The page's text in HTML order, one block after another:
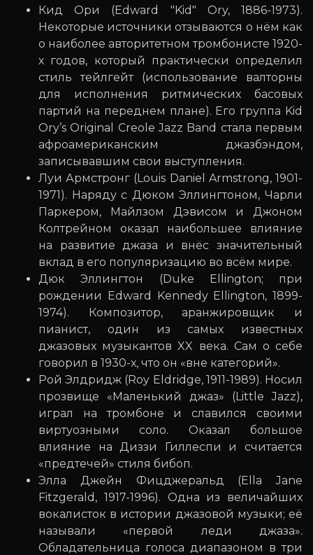
Кид Ори (Edward "Kid" Ory, 1886-1973).
Некоторые источники отзываются о нём как
о наиболее авторитетном тромбонисте 1920-
х годов, который практически определил
стиль тейлгейт (использование валторны
для исполнения ритмических басовых
партий на переднем плане). Его группа Kid
Ory’s Original Creole Jazz Band стала первым
афроамериканским джазбэндом,
записывавшим свои выступления.
Луи Армстронг (Louis Daniel Armstrong, 1901-
1971). Наряду с Дюком Эллингтоном, Чарли
Паркером, Майлзом Дэвисом и Джоном
Колтрейном оказал наибольшее влияние
на развитие джаза и внёс значительный
вклад в его популяризацию во всём мире.
Дюк Эллингтон (Duke Ellington; при
рождении Edward Kennedy Ellington, 1899-
1974). Композитор, аранжировщик и
пианист, один из самых известных
джазовых музыкантов XX века. Сам о себе
говорил в 1930-х, что он «вне категорий».
Рой Элдридж (Roy Eldridge, 1911-1989). Носил
прозвище «Маленький джаз» (Little Jazz),
играл на тромбоне и славился своими
виртуозными соло. Оказал большое
влияние на Диззи Гиллеспи и считается
«предтечей» стиля бибоп.
Элла Джейн Фицджеральд (Ella Jane
Fitzgerald, 1917-1996). Одна из величайших
вокалисток в истории джазовой музыки; её
называли «первой леди джаза».
Обладательница голоса диапазоном в три